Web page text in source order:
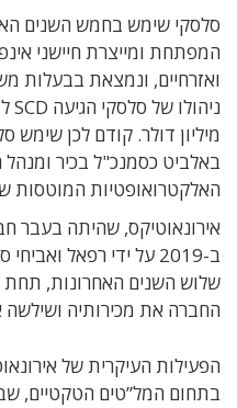
סלסקי שימש בחמש השנים
המפתחת ומייצרת חיישני
ואזרחיים, ונמצאת בבעלות
מיליון דולר. קודם לכן שימש
באלביט כסמנכ"ל בכיר
האלקטרואופטיות המוטסות
אירונאוטיקס, שהיתה בעבר
ב-2019 על ידי רפאל
שלוש השנים האחרונות, תחת
החברה את מכירותיה
בתחום המל”טים הטקטיים,